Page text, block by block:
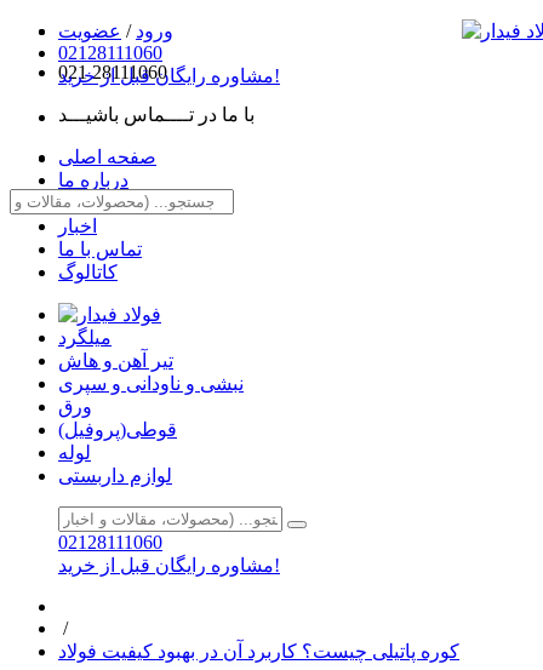
02128111060
مشاوره رایگان قبل از خرید!
ورود / عضویت
021 28111060
با ما در تــــماس باشیـــد
صفحه اصلی
درباره ما
مقالات
اخبار
تماس با ما
کاتالوگ
میلگرد
تیر آهن و هاش
نبشی و ناودانی و سپری
ورق
قوطی(پروفیل)
لوله
لوازم داربستی
02128111060
مشاوره رایگان قبل از خرید!
/
کوره پاتیلی چیست؟ کاربرد آن در بهبود کیفیت فولاد